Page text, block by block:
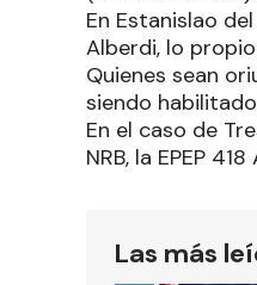
En Estanislao
Alberdi, lo propio
Quienes sean
siendo
En el caso de
NRB, la EPEP 418
Las más